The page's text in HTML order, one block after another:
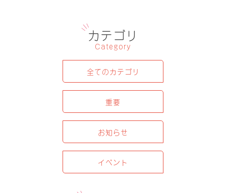
カテゴリ
Category
全てのカテゴリ
重要
お知らせ
イベント